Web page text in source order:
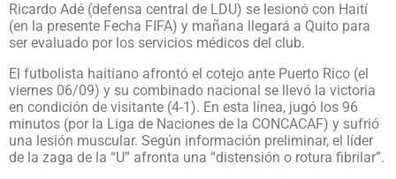
Ricardo Adé (defensa central de LDU) se lesionó con Haití
(en la presente Fecha FIFA) y mañana llegará a Quito para
ser evaluado por los servicios médicos del club.
El futbolista haitiano afrontó el cotejo ante Puerto Rico (el
viernes 06/09) y su combinado nacional se llevó la victoria
en condición de visitante (4-1). En esta línea, jugó los 96
minutos (por la Liga de Naciones de la CONCACAF) y sufrió
una lesión muscular. Según información preliminar, el líder
de la zaga de la “U” afronta una “distensión o rotura fibrilar”.